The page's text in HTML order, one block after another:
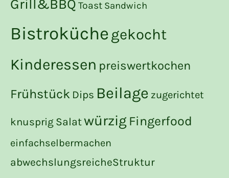
Grill&BBQ Toast Sandwich
Bistroküche gekocht
Kinderessen preiswertkochen
Frühstück Dips Beilage zugerichtet
knusprig Salatwürzig Fingerfood
einfachselbermachen
abwechslungsreicheStruktur